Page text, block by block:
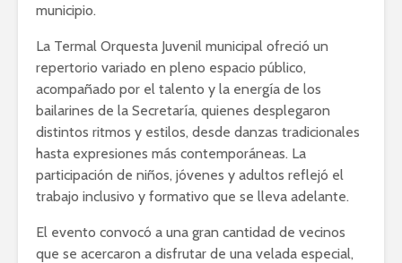
municipio.
La Termal Orquesta Juvenil municipal ofreció un
repertorio variado en pleno espacio público,
acompañado por el talento y la energía de los
bailarines de la Secretaría, quienes desplegaron
distintos ritmos y estilos, desde danzas tradicionales
hasta expresiones más contemporáneas. La
participación de niños, jóvenes y adultos reflejó el
trabajo inclusivo y formativo que se lleva adelante.
El evento convocó a una gran cantidad de vecinos
que se acercaron a disfrutar de una velada especial,